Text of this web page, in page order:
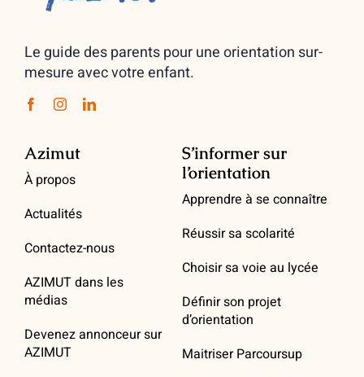
Le guide des parents pour une orientation sur-
mesure avec votre enfant.
Azimut
À propos
Actualités
Contactez-nous
AZIMUT dans les
médias
Devenez annonceur sur
AZIMUT
S’informer sur
l’orientation
Apprendre à se connaître
Réussir sa scolarité
Choisir sa voie au lycée
Définir son projet
d’orientation
Maitriser Parcoursup